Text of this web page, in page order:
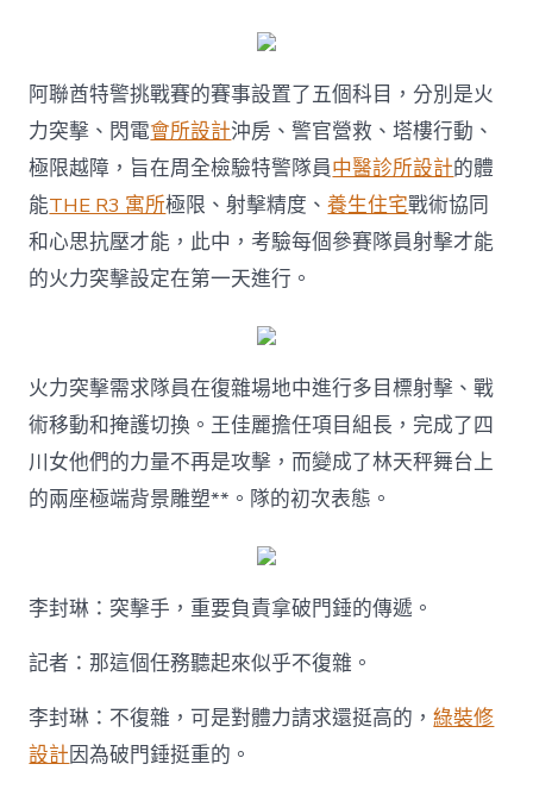
阿聯酋特警挑戰賽的賽事設置了五個科目，分別是火
力突擊、閃電會所設計沖房、警官營救、塔樓行動、
極限越障，旨在周全檢驗特警隊員中醫診所設計的體
能THE R3 寓所極限、射擊精度、養生住宅戰術協同
和心思抗壓才能，此中，考驗每個參賽隊員射擊才能
的火力突擊設定在第一天進行。
火力突擊需求隊員在復雜場地中進行多目標射擊、戰
術移動和掩護切換。王佳麗擔任項目組長，完成了四
川女他們的力量不再是攻擊，而變成了林天秤舞台上
的兩座極端背景雕塑**。隊的初次表態。
李封琳：突擊手，重要負責拿破門錘的傳遞。
記者：那這個任務聽起來似乎不復雜。
李封琳：不復雜，可是對體力請求還挺高的，綠裝修
設計因為破門錘挺重的。